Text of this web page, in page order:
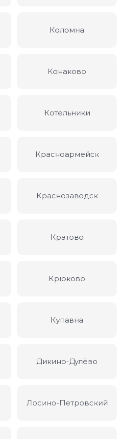
Коломна
Конаково
Котельники
Красноармейск
Краснозаводск
Кратово
Крюково
Купавна
Дикино-Дулёво
Лосино-Петровский